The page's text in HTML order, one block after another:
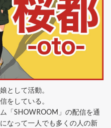
として活動。
をしている。
「SHOWROOM」の配信を通
なって一人でも多くの人の新